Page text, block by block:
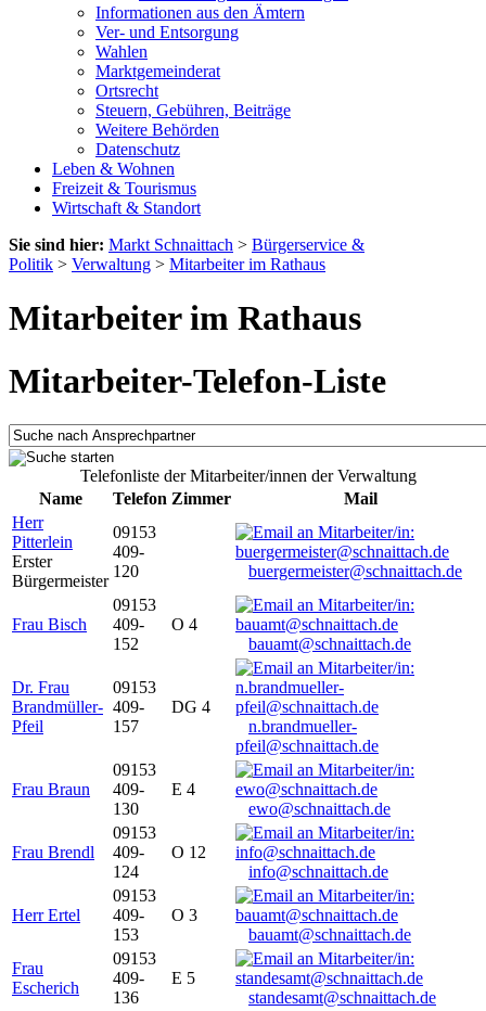
Informationen aus den Ämtern
Ver- und Entsorgung
Wahlen
Marktgemeinderat
Ortsrecht
Steuern, Gebühren, Beiträge
Weitere Behörden
Datenschutz
Leben & Wohnen
Freizeit & Tourismus
Wirtschaft & Standort
Sie sind hier: Markt Schnaittach > Bürgerservice &
Politik > Verwaltung > Mitarbeiter im Rathaus
Mitarbeiter im Rathaus
Mitarbeiter-Telefon-Liste
Telefonliste der Mitarbeiter/innen der Verwaltung
Name
Telefon Zimmer
Mail
Herr
Pitterlein
Erster
Bürgermeister
09153
409-
120
buergermeister@schnaittach.de
Frau Bisch
09153
409-
152
O 4
bauamt@schnaittach.de
Dr. Frau
Brandmüller-
Pfeil
09153
409-
157
DG 4
n.brandmueller-
pfeil@schnaittach.de
Frau Braun
09153
409-
130
E 4
ewo@schnaittach.de
Frau Brendl
09153
409-
124
O 12
info@schnaittach.de
Herr Ertel
09153
409-
153
O 3
bauamt@schnaittach.de
Frau
Escherich
09153
409-
136
E 5
standesamt@schnaittach.de